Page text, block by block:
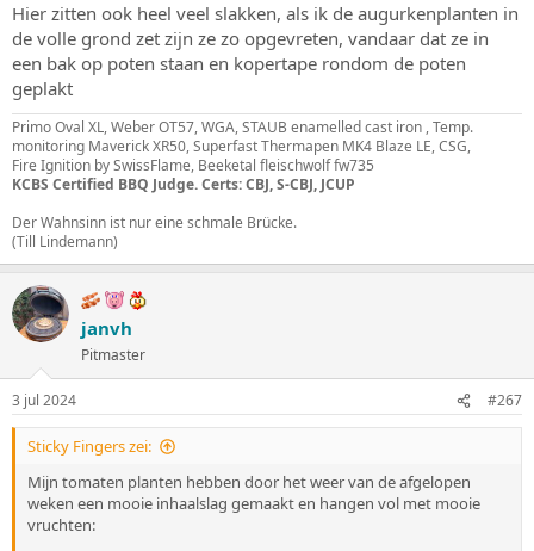
Hier zitten ook heel veel slakken, als ik de augurkenplanten in
de volle grond zet zijn ze zo opgevreten, vandaar dat ze in
een bak op poten staan en kopertape rondom de poten
geplakt
Primo Oval XL, Weber OT57, WGA, STAUB enamelled cast iron , Temp.
monitoring Maverick XR50, Superfast Thermapen MK4 Blaze LE, CSG,
Fire Ignition by SwissFlame, Beeketal fleischwolf fw735
KCBS Certified BBQ Judge. Certs: CBJ, S-CBJ, JCUP
Der Wahnsinn ist nur eine schmale Brücke.
(Till Lindemann)
janvh
Pitmaster
3 jul 2024 #267
Sticky Fingers zei:
Mijn tomaten planten hebben door het weer van de afgelopen
weken een mooie inhaalslag gemaakt en hangen vol met mooie
vruchten: